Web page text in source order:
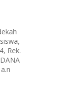
Rek.